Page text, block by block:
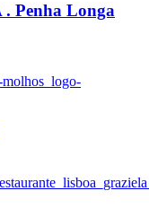
Penha Longa